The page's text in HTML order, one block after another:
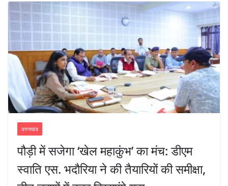
उत्तराखंड
पौड़ी में सजेगा ‘खेल महाकुंभ’ का मंच: डीएम
स्वाति एस. भदौरिया ने की तैयारियों की समीक्षा,